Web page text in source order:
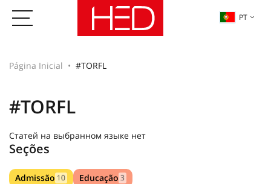
PT
Página Inicial #TORFL
#TORFL
Статей на выбранном языке нет
Seções
Admissão 10 Educação 3